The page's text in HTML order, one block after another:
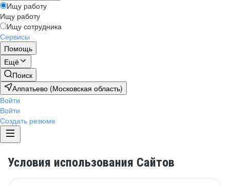
Ищу работу
Ищу работу
Ищу сотрудника
Сервисы
Помощь
Ещё
Поиск
Алпатьево (Московская область)
Войти
Войти
Создать резюме
Условия использования Сайтов